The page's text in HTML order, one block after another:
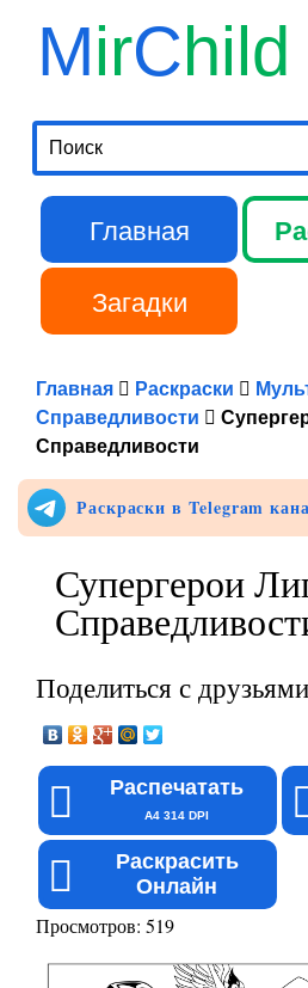
основному
содержанию
MirChild
Поиск
Главное меню
Главная
Загадки
Главная Раскраски
Справедливости
Справедливости
Раскраски в Telegram
Супергерои
Поделиться с
Распечатать
A4 314 DPI
Раскрасить
Онлайн
Просмотров: 519